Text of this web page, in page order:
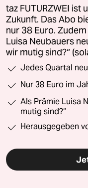
taz FUTURZWEI ist
Zukunft. Das Abo
nur 38 Euro.
Luisa Neubauers
wir mutig sind?“
Jedes Quartal
Nur 38 Euro im
Als Prämie Luisa
mutig sind?“
Herausgegeben